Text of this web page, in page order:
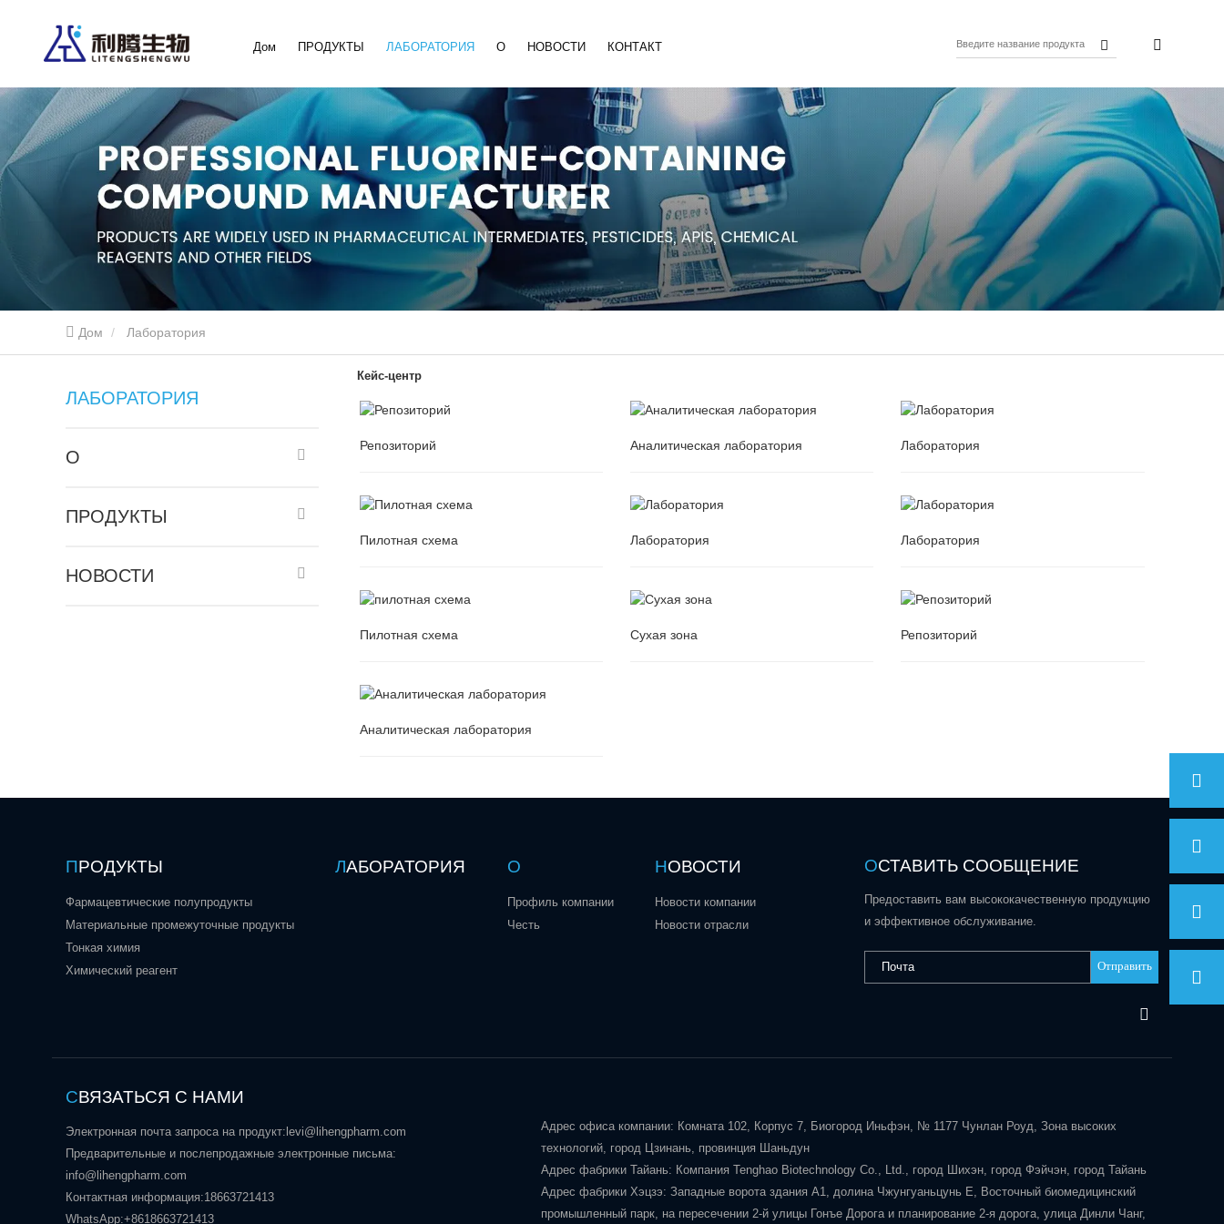
Дом ПРОДУКТЫ ЛАБОРАТОРИЯ О НОВОСТИ КОНТАКТ
Дом Лаборатория
ЛАБОРАТОРИЯ
О
ПРОДУКТЫ
НОВОСТИ
Кейс-центр
Репозиторий
Репозиторий
Аналитическая лаборатория
Аналитическая лаборатория
Лаборатория
Лаборатория
Пилотная схема
Пилотная схема
Лаборатория
Лаборатория
Лаборатория
Лаборатория
Пилотная схема
Пилотная схема
Сухая зона Репозиторий
Аналитическая лаборатория
ПРОДУКТЫ
Фармацевтические полупродукты
Материальные промежуточные продукты
Тонкая химия
Химический реагент
ЛАБОРАТОРИЯ О
Профиль компании
Честь
НОВОСТИ
Новости компании
Новости отрасли
ОСТАВИТЬ СООБЩЕНИЕ
Предоставить вам высококачественную продукцию
и эффективное обслуживание.
Отправить
СВЯЗАТЬСЯ С НАМИ
Электронная почта запроса на продукт:levi@lihengpharm.com
Предварительные и послепродажные электронные письма:
info@lihengpharm.com
Контактная информация:18663721413
WhatsApp:+8618663721413
Адрес офиса компании: Комната 102, Корпус 7, Биогород Иньфэн, № 1177 Чунлан Роуд, Зона высоких
технологий, город Цзинань, провинция Шаньдун
Адрес фабрики Тайань: Компания Tenghao Biotechnology Co., Ltd., город Шихэн, город Фэйчэн, город Тайань
Адрес фабрики Хэцзэ: Западные ворота здания А1, долина Чжунгуаньцунь Е, Восточный биомедицинский
промышленный парк, на пересечении 2-й улицы Гонъе Дорога и планирование 2-я дорога, улица Динли Чанг,